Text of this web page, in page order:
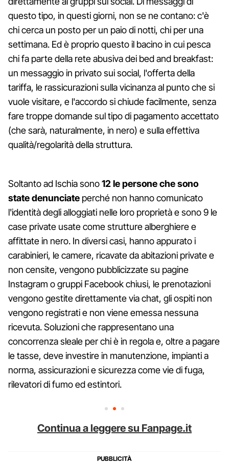
questo tipo, in questi giorni, non se ne contano: c'è
chi cerca un posto per un paio di notti, chi per una
settimana. Ed è proprio questo il bacino in cui pesca
chi fa parte della rete abusiva dei bed and breakfast:
un messaggio in privato sui social, l'offerta della
tariffa, le rassicurazioni sulla vicinanza al punto che si
vuole visitare, e l'accordo si chiude facilmente, senza
fare troppe domande sul tipo di pagamento accettato
(che sarà, naturalmente, in nero) e sulla effettiva
qualità/regolarità della struttura.
Soltanto ad Ischia sono12 le persone che sono
state denunciate perché non hanno comunicato
l'identità degli alloggiati nelle loro proprietà e sono 9 le
case private usate come strutture alberghiere e
affittate in nero. In diversi casi, hanno appurato i
carabinieri, le camere, ricavate da abitazioni private e
non censite, vengono pubblicizzate su pagine
Instagram o gruppi Facebook chiusi, le prenotazioni
vengono gestite direttamente via chat, gli ospiti non
vengono registrati e non viene emessa nessuna
ricevuta. Soluzioni che rappresentano una
concorrenza sleale per chi è in regola e, oltre a pagare
le tasse, deve investire in manutenzione, impianti a
norma, assicurazioni e sicurezza come vie di fuga,
rilevatori di fumo ed estintori.
Continua a leggere su Fanpage.it